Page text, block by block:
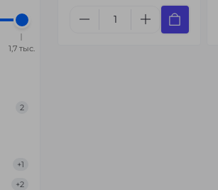
1,7 тыс.
2
+1
+2